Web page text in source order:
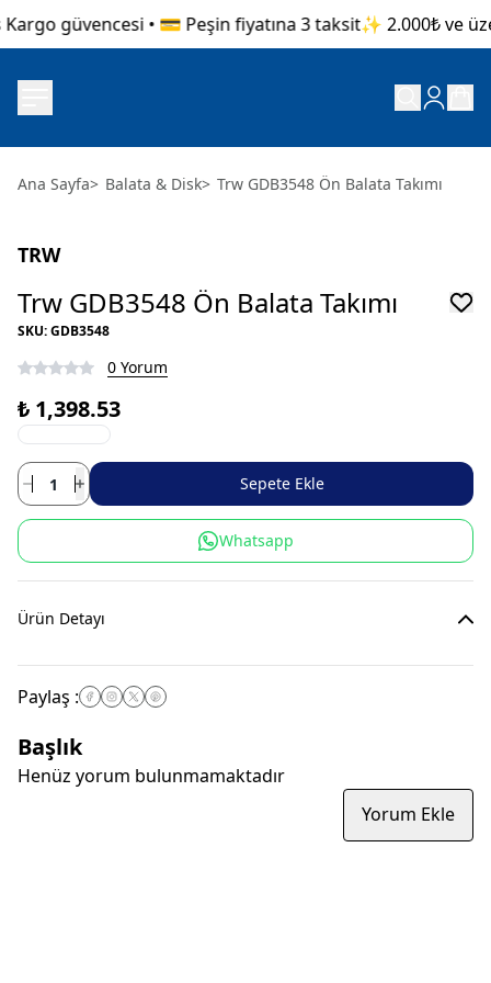
güvencesi • 💳 Peşin fiyatına 3 taksit✨ 2.000₺ ve
Ana Sayfa> Balata & Disk> Trw GDB3548 Ön Balata Takımı
TRW
Trw GDB3548 Ön Balata Takımı
SKU:GDB3548
0 Yorum
₺ 1,398.53
Sepete Ekle
Whatsapp
Ürün Detayı
Paylaş :
Başlık
Henüz yorum bulunmamaktadır
Yorum Ekle